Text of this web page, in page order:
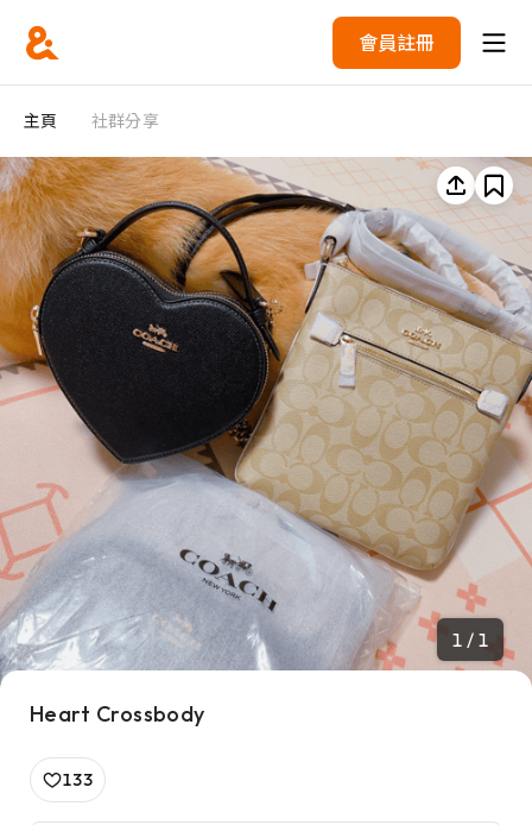
會員註冊
主頁 社群分享
1 / 1
Heart Crossbody
133